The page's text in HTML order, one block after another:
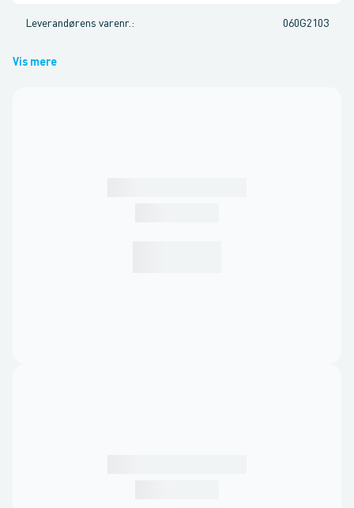
Leverandørens varenr. : 060G2103
Vis mere